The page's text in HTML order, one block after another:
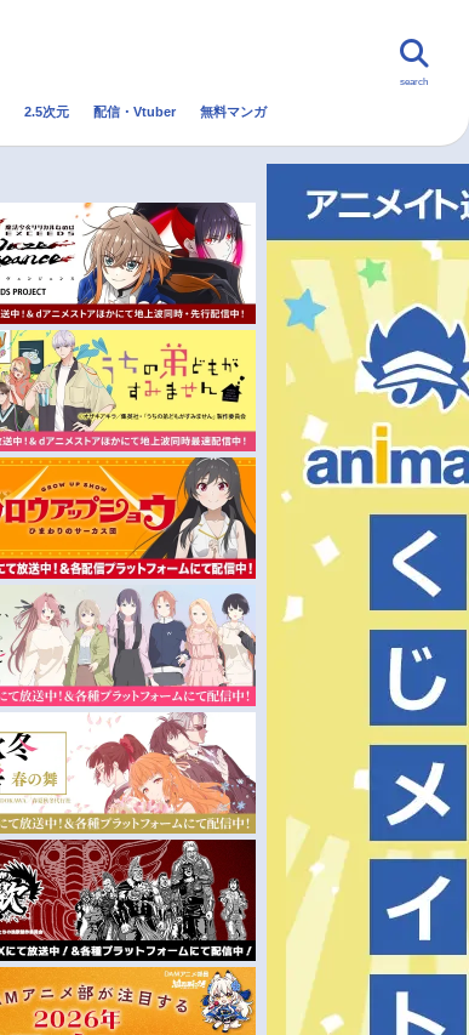
トレンド 無料マンガ
秋アニメ
冬アニメ
search
2.5次元 配信・Vtuber 無料マンガ